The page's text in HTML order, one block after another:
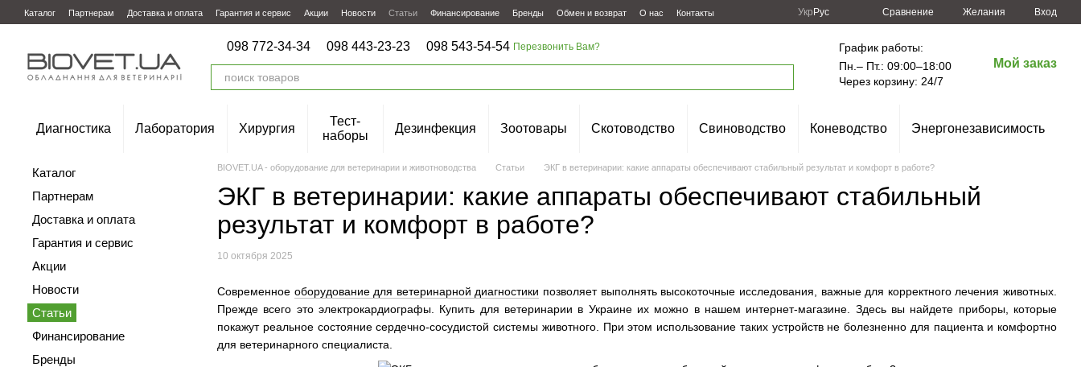
Перейти к основному контенту
Каталог Партнерам Доставка и оплата Гарантия и сервис Акции Новости Статьи Финансирование Бренды Обмен и возврат О нас Контакты Укр Рус Сравнение Желания Вход
098 772-34-34 098 443-23-23 098 543-54-54 Перезвонить Вам?
График работы:
Пн.– Пт.: 09:00–18:00
Через корзину: 24/7
Мой заказ
Диагностика Лаборатория Хирургия
Тест-
наборы
Дезинфекция Зоотовары Скотоводство Свиноводство Коневодство Энергонезависимость
BIOVET.UA - оборудование для ветеринарии и животноводства Статьи ЭКГ в ветеринарии: какие аппараты обеспечивают стабильный результат и комфорт в работе?
ЭКГ в ветеринарии: какие аппараты обеспечивают стабильный
результат и комфорт в работе?
10 октября 2025
Современное оборудование для ветеринарной диагностики позволяет выполнять высокоточные исследования, важные для корректного лечения животных.
Прежде всего это электрокардиографы. Купить для ветеринарии в Украине их можно в нашем интернет-магазине. Здесь вы найдете приборы, которые
покажут реальное состояние сердечно-сосудистой системы животного. При этом использование таких устройств не болезненно для пациента и комфортно
для ветеринарного специалиста.
Каталог
Партнерам
Доставка и оплата
Гарантия и сервис
Акции
Новости
Статьи
Финансирование
Бренды